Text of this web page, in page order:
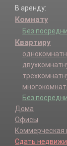
В аренду:
Комнату
Без
Квартиру
Без
Дома
Офисы
Сдать